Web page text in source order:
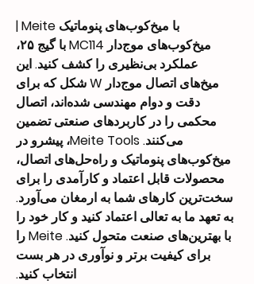
با میخ‌کوب‌های پنوماتیک Meite |
میخ‌کوب‌های موج‌دار MC114 با گیج ۲۵،
عملکرد بی‌نظیری را کشف کنید. این
میخ‌های اتصال موج‌دار W شکل که برای
دقت و دوام مهندسی شده‌اند، اتصال
محکمی را در کاربردهای صنعتی تضمین
می‌کنند. Meite Tools، پیشرو در
میخ‌کوب‌های پنوماتیک و راه‌حل‌های اتصال،
محصولات قابل اعتماد و کارآمدی را برای
سخت‌ترین کارهای شما به ارمغان می‌آورد.
به تعهد ما به تعالی اعتماد کنید و کار خود را
با بهترین‌های صنعت متحول کنید. Meite را
برای کیفیت برتر و نوآوری در هر بست
انتخاب کنید.